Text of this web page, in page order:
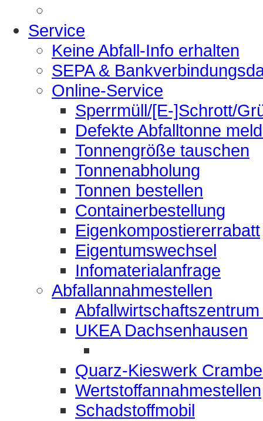
Service
Keine Abfall-Info erhalten
SEPA &
Online-Service
Sperrmüll/[E-]Schrott/
Defekte Abfalltonne
Tonnengröße tauschen
Tonnenabholung
Tonnen bestellen
Containerbestellung
Eigenkompostiererrabatt
Eigentumswechsel
Infomaterialanfrage
Abfallannahmestellen
UKEA Dachsenhausen
Quarz-Kieswerk
Wertstoffannahmestellen
Schadstoffmobil